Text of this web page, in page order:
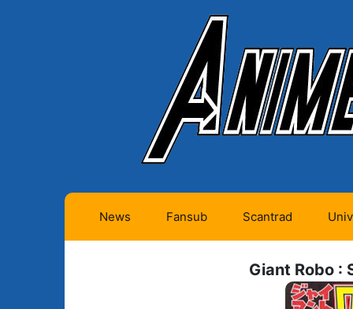
News Fansub Scantrad
Mangas en cours
(Privés) (4)
Giant Robo :